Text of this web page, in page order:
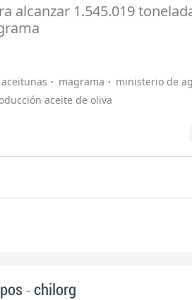
alcanzar 1.545.019
aceitunas magrama
ministerio de
aceite de oliva
- chilorg